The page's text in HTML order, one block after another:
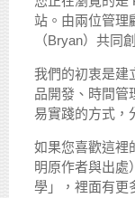
站。由兩位管理
（Bryan）共同
我們的初衷是建
品開發、時間管
易實踐的方式，
如果您喜歡這裡
明原作者與出處
學」，裡面有更